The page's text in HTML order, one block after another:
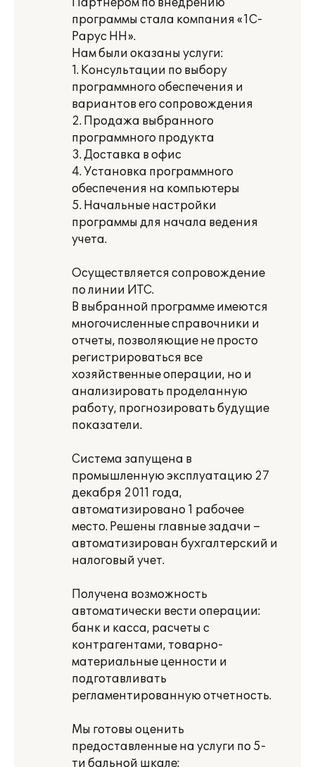
Партнером по внедрению
программы стала компания «1С-
Рарус НН».
Нам были оказаны услуги:
1. Консультации по выбору
программного обеспечения и
вариантов его сопровождения
2. Продажа выбранного
программного продукта
3. Доставка в офис
4. Установка программного
обеспечения на компьютеры
5. Начальные настройки
программы для начала ведения
учета.
Осуществляется сопровождение
по линии ИТС.
В выбранной программе имеются
многочисленные справочники и
отчеты, позволяющие не просто
регистрироваться все
хозяйственные операции, но и
анализировать проделанную
работу, прогнозировать будущие
показатели.
Система запущена в
промышленную эксплуатацию 27
декабря 2011 года,
автоматизировано 1 рабочее
место. Решены главные задачи –
автоматизирован бухгалтерский и
налоговый учет.
Получена возможность
автоматически вести операции:
банк и касса, расчеты с
контрагентами, товарно-
материальные ценности и
подготавливать
регламентированную отчетность.
Мы готовы оценить
предоставленные на услуги по 5-
ти бальной шкале: